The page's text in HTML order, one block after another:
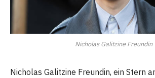
Nicholas Galitzine Freundin
Nicholas Galitzine Freundin, ein Stern